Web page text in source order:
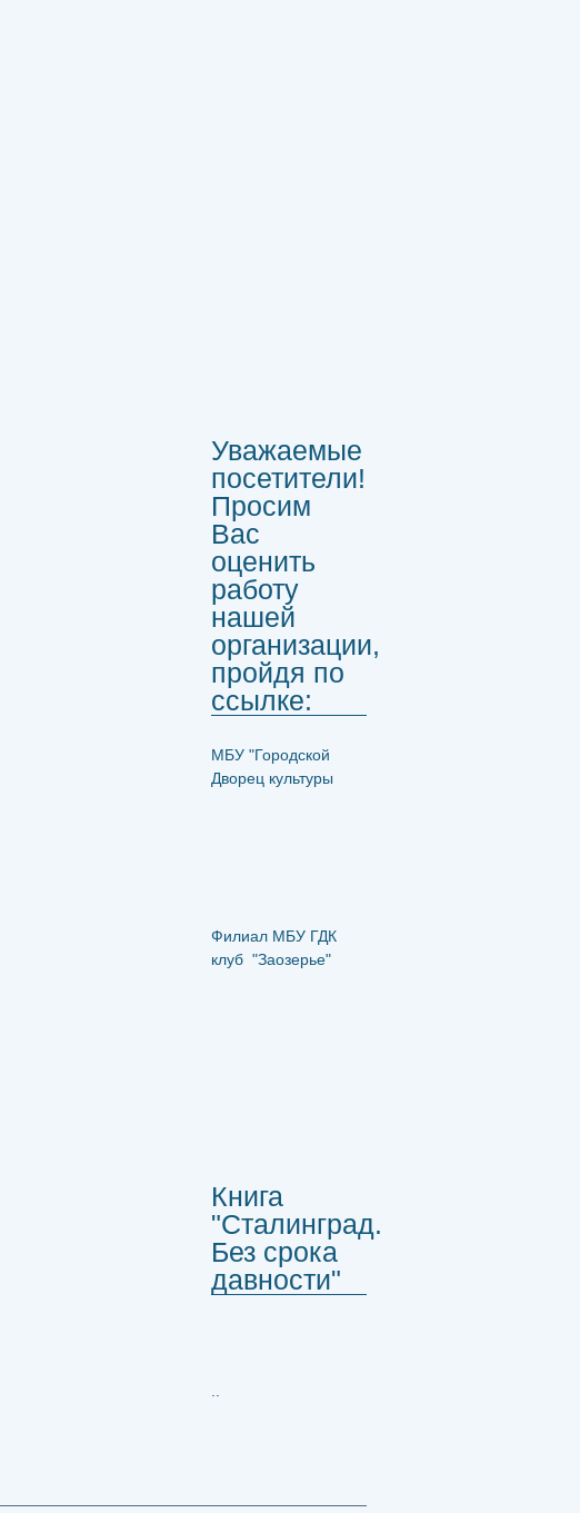
Уважаемые
посетители!
Просим
Вас
оценить
работу
нашей
организации,
пройдя по
ссылке:
МБУ "Городской
Дворец культуры
Филиал МБУ ГДК
клуб "Заозерье"
Книга
"Сталинград.
Без срока
давности"